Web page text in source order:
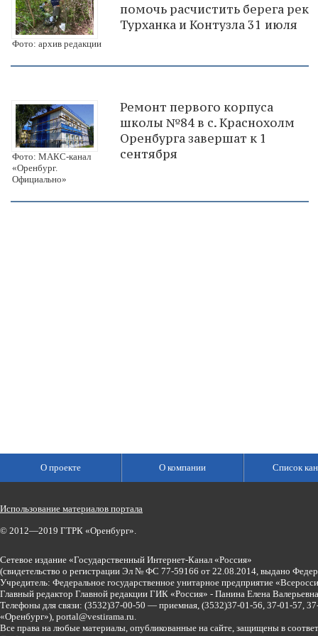
Фото: архив редакции
помочь расчистить берега рек
Турханка и Контузла 31 июля
Фото: МАКС-канал
«Оренбург.
Официально»
Ремонт первого корпуса
школы №84 в с. Краснохолм
Оренбурга завершат к 1
сентября
О проекте О компании Список
Использование материалов портала
© 2012—2019 ГТРК «Оренбург».
Сетевое издание «Государственный Интернет-Канал «Россия»
(свидетельство о регистрации Эл № ФС 77-59166 от 22.08.2014, выдано
Учредитель: Федеральное государственное унитарное предприятие
Главный редактор Главной редакции ГИК «Россия» - Панина Елена
Телефоны для связи: (3532)37-00-50 — приемная, (3532)37-01-56, 37-01-57,
«Оренбург»), portal@vestirama.ru.
Все права на любые материалы, опубликованные на сайте, защищены в